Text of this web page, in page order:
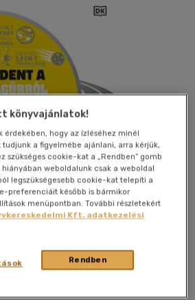
könyvajánlatok!
érdekében, hogy az ízléséhez minél
a figyelmébe ajánlani, arra kérjük,
szükséges cookie-kat a „Rendben” gomb
weboldalunk csak a weboldal
legszükségesebb cookie-kat telepíti a
preferenciáit később is bármikor
menüpontban. További részletekért
Kft. adatkezelési
Rendben